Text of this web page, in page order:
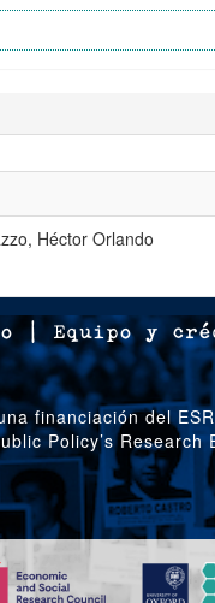
Héctor Orlando
| Equipo y
financiación del
Policy’s